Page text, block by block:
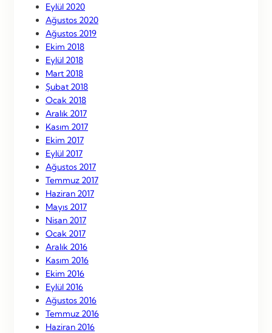
Eylül 2020
Ağustos 2020
Ağustos 2019
Ekim 2018
Eylül 2018
Mart 2018
Şubat 2018
Ocak 2018
Aralık 2017
Kasım 2017
Ekim 2017
Eylül 2017
Ağustos 2017
Temmuz 2017
Haziran 2017
Mayıs 2017
Nisan 2017
Ocak 2017
Aralık 2016
Kasım 2016
Ekim 2016
Eylül 2016
Ağustos 2016
Temmuz 2016
Haziran 2016